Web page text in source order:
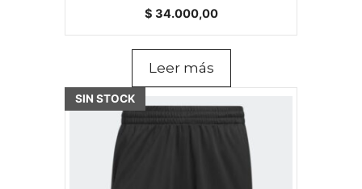
$ 34.000,00
Leer más
SIN STOCK